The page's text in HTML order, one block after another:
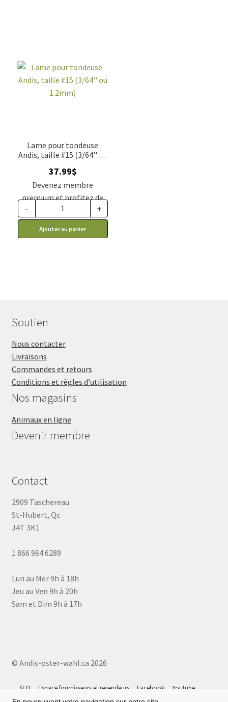
Lame pour tondeuse
Andis, taille #15 (3/64'' ou
37.99$
Devenez membre
premium et profitez de
ce prix rabais : 31.34$ CA
- +
Ajouter au panier
Soutien
Nous contacter
Livraisons
Commandes et retours
Conditions et règles d’utilisation
Nos magasins
Animaux en ligne
Devenir membre
Contact
2909 Taschereau
St-Hubert, Qc
J4T 3K1
1 866 964 6289
Lun au Mer 9h à 18h
Jeu au Ven 9h à 20h
Sam et Dim 9h à 17h
© Andis-oster-wahl.ca 2026
SEO Espace fournisseurs et revendeurs Facebook
Youtube